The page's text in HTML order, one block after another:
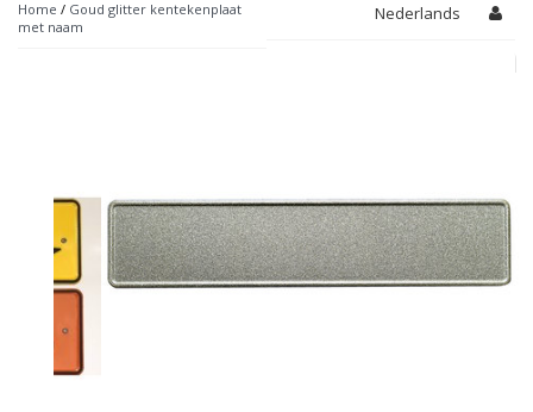
Home / Goud glitter kentekenplaat
met naam
Nederlands